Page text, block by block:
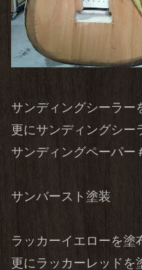
サンディングシーラー
更にサンディングシー
サンディングペーパー
サンバースト塗装
ラッカーイエローを塗
更にラッカーレッドを